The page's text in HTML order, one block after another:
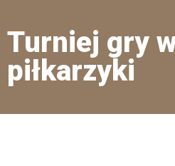
Turniej gry
piłkarzyki